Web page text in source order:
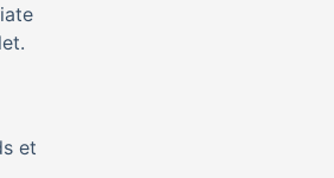
et